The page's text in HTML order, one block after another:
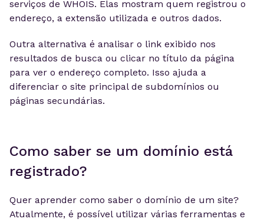
serviços de WHOIS. Elas mostram quem registrou o
endereço, a extensão utilizada e outros dados.
Outra alternativa é analisar o link exibido nos
resultados de busca ou clicar no título da página
para ver o endereço completo. Isso ajuda a
diferenciar o site principal de subdomínios ou
páginas secundárias.
Como saber se um domínio está
registrado?
Quer aprender como saber o domínio de um site?
Atualmente, é possível utilizar várias ferramentas e